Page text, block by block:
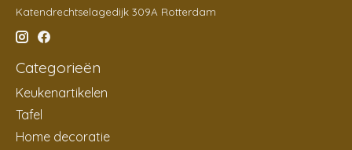
Katendrechtselagedijk 309A Rotterdam
Categorieën
Keukenartikelen
Tafel
Home decoratie